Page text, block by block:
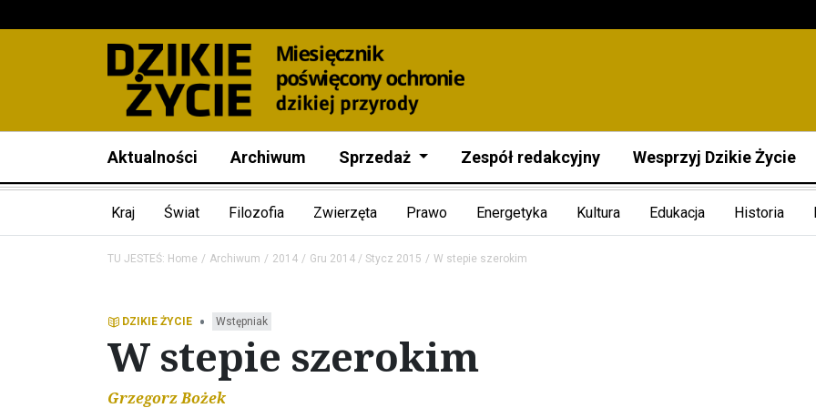
Aktualności Archiwum Sprzedaż Zespół redakcyjny Wesprzyj Dzikie Życie
Kraj Świat Filozofia Zwierzęta Prawo Energetyka Kultura Edukacja Historia
TU JESTEŚ: Home Archiwum 2014 Gru 2014 / Stycz 2015 W stepie szerokim
DZIKIE ŻYCIE • Wstępniak
W stepie szerokim
Grzegorz Bożek